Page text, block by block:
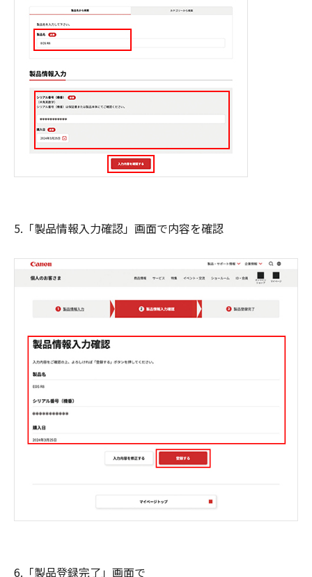
5.「製品情報入力確認」画面で内容を確認
6.「製品登録完了」画面で